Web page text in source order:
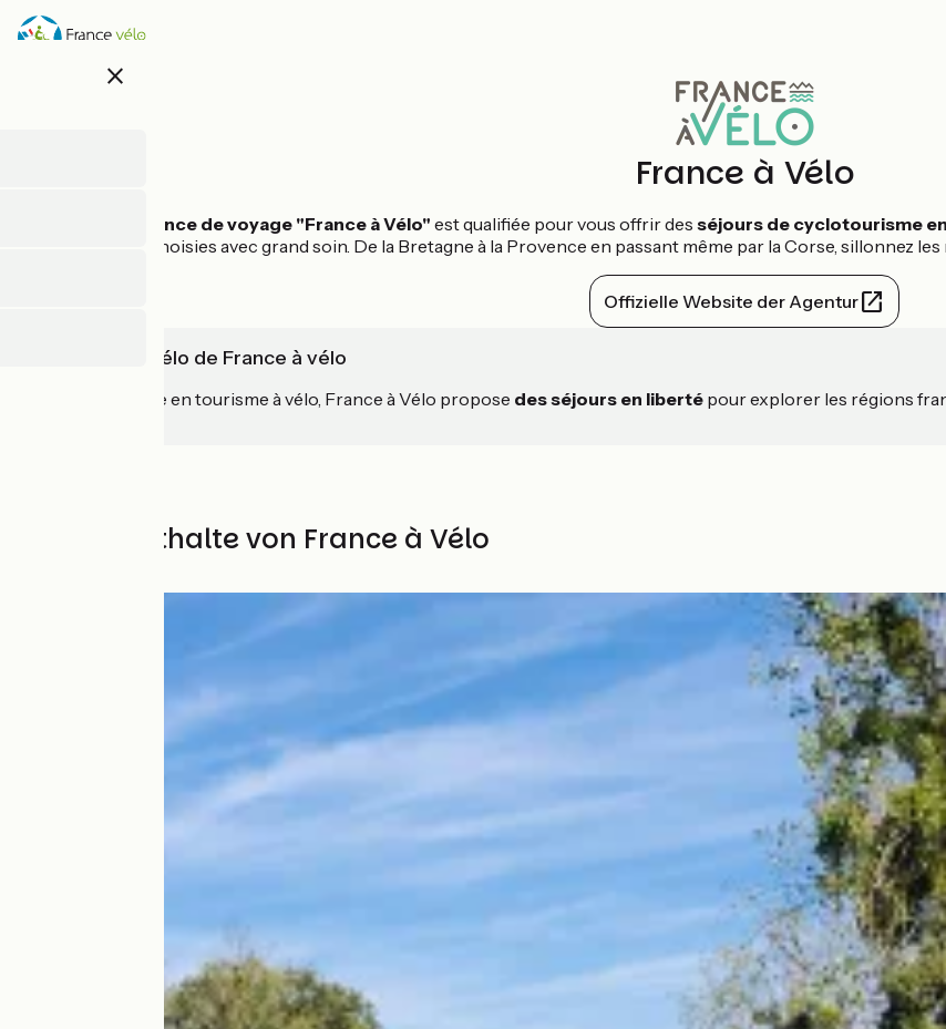
Direkt
zum
close
France à Vélo
l'agence de voyage "France à Vélo" est qualifiée pour vous offrir des séjours de cyclotourisme
étapes choisies avec grand soin. De la Bretagne à la Provence en passant même par la Corse, sillonnez
Offizielle Website der Agentur
L'expertise vélo de France à vélo
Agence experte en tourisme à vélo, France à Vélo propose des séjours en liberté pour explorer les régions
Alle Aufenthalte von France à Vélo